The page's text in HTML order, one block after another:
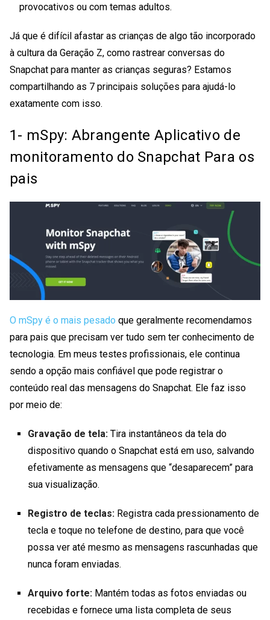
provocativos ou com temas adultos.
Já que é difícil afastar as crianças de algo tão incorporado
à cultura da Geração Z, como rastrear conversas do
Snapchat para manter as crianças seguras? Estamos
compartilhando as 7 principais soluções para ajudá-lo
exatamente com isso.
1- mSpy: AbrangenteAplicativo de
monitoramento do Snapchat Para os
pais
O mSpy é o mais pesado que geralmente recomendamos
para pais que precisam ver tudo sem ter conhecimento de
tecnologia. Em meus testes profissionais, ele continua
sendo a opção mais confiável que pode registrar o
conteúdo real das mensagens do Snapchat. Ele faz isso
por meio de:
Gravação de tela: Tira instantâneos da tela do
dispositivo quando o Snapchat está em uso, salvando
efetivamente as mensagens que “desaparecem” para
sua visualização.
Registro de teclas: Registra cada pressionamento de
tecla e toque no telefone de destino, para que você
possa ver até mesmo as mensagens rascunhadas que
nunca foram enviadas.
Arquivo forte: Mantém todas as fotos enviadas ou
recebidas e fornece uma lista completa de seus